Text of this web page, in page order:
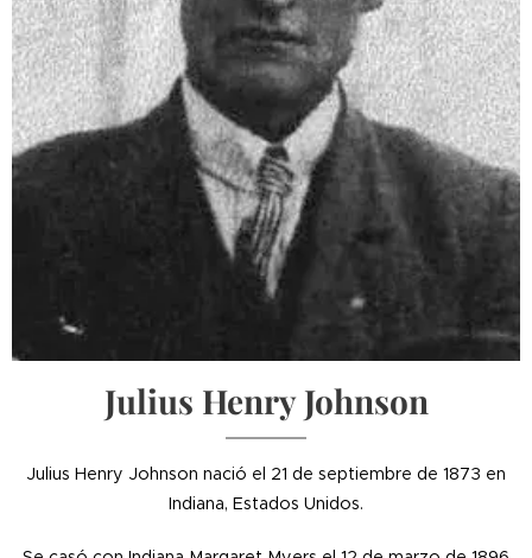
Julius Henry Johnson
Julius Henry Johnson nació el 21 de septiembre de 1873 en
Indiana, Estados Unidos.